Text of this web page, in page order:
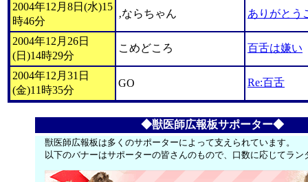
2004年12月8日(水)15
時46分
‚ならちゃん ありがとう
2004年12月26日
(日)14時29分
こめどころ 百舌は嫌い
2004年12月31日
(金)11時35分
GO Re:百舌
◆獣医師広報板サポーター◆
獣医師広報板は多くのサポーターによって支えられています。
以下のバナーはサポーターの皆さんのもので、口数に応じてラ